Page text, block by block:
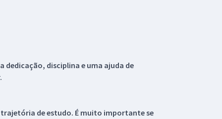
dedicação, disciplina e uma ajuda de
de estudo. É muito importante se